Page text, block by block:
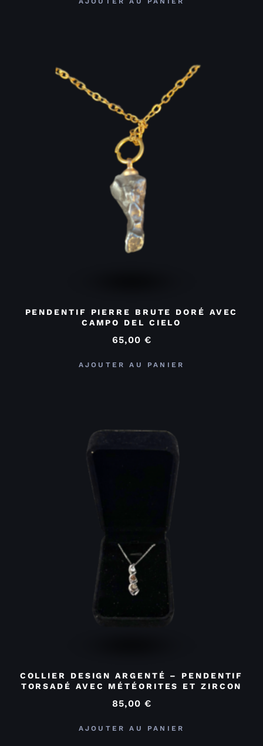
PENDENTIF PIERRE BRUTE DORÉ AVEC
CAMPO DEL CIELO
65,00 €
AJOUTER AU PANIER
COLLIER DESIGN ARGENTÉ – PENDENTIF
TORSADÉ AVEC MÉTÉORITES ET ZIRCON
85,00 €
AJOUTER AU PANIER